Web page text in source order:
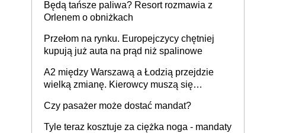
technologią producenta
Będą tańsze paliwa? Resort rozmawia z
Orlenem o obniżkach
Przełom na rynku. Europejczycy chętniej
kupują już auta na prąd niż spalinowe
A2 między Warszawą a Łodzią przejdzie
wielką zmianę. Kierowcy muszą się
Czy pasażer może dostać mandat?
Tyle teraz kosztuje za ciężka noga - mandaty